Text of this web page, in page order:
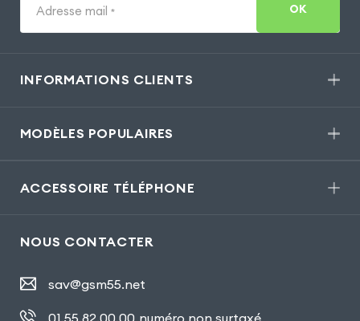
Adresse mail * OK
INFORMATIONS CLIENTS
MODÈLES POPULAIRES
ACCESSOIRE TÉLÉPHONE
NOUS CONTACTER
sav@gsm55.net